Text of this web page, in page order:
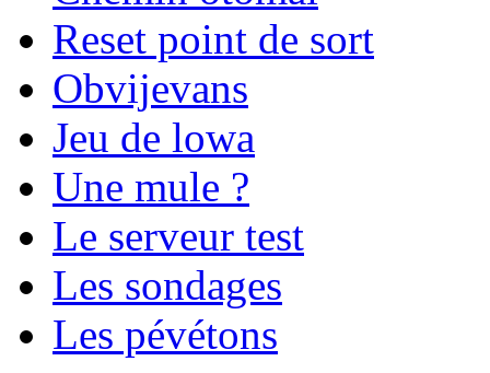
Reset point de sort
Obvijevans
Jeu de lowa
Une mule ?
Le serveur test
Les sondages
Les pévétons